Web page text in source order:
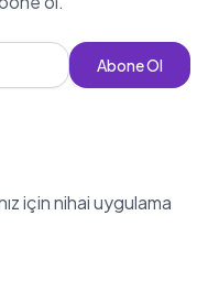
Abone Ol
için nihai uygulama